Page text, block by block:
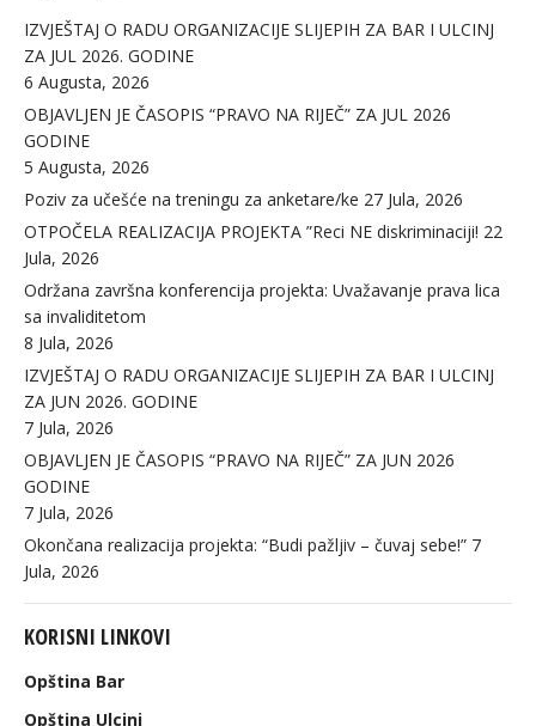
IZVJEŠTAJ O RADU ORGANIZACIJE SLIJEPIH ZA BAR I ULCINJ
ZA JUL 2026. GODINE
6 Augusta, 2026
OBJAVLJEN JE ČASOPIS “PRAVO NA RIJEČ” ZA JUL 2026
GODINE
5 Augusta, 2026
Poziv za učešće na treningu za anketare/ke 27 Jula, 2026
OTPOČELA REALIZACIJA PROJEKTA ”Reci NE diskriminaciji! 22
Jula, 2026
Održana završna konferencija projekta: Uvažavanje prava lica
sa invaliditetom
8 Jula, 2026
IZVJEŠTAJ O RADU ORGANIZACIJE SLIJEPIH ZA BAR I ULCINJ
ZA JUN 2026. GODINE
7 Jula, 2026
OBJAVLJEN JE ČASOPIS “PRAVO NA RIJEČ” ZA JUN 2026
GODINE
7 Jula, 2026
Okončana realizacija projekta: “Budi pažljiv – čuvaj sebe!” 7
Jula, 2026
KORISNI LINKOVI
Opština Bar
Opština Ulcinj